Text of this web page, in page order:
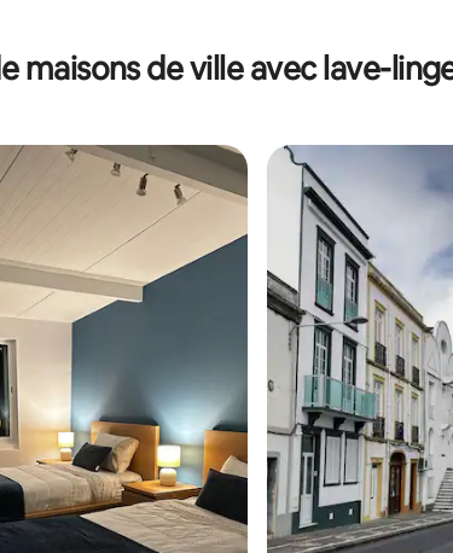
maisons de ville avec lave-
base de 28 commentaires : 4,86 sur 5